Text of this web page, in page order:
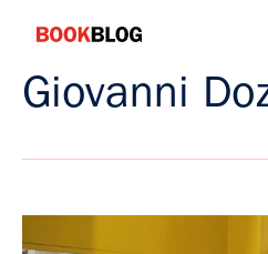
contenuto
Bookblog
Giovanni